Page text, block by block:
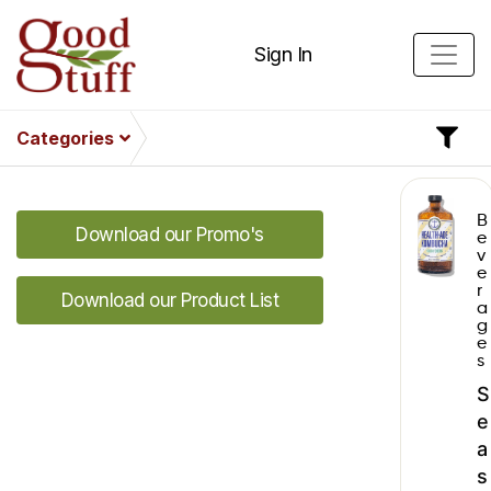
Sign In
Categories
Download our Promo's
Download our Product List
B
e
v
e
r
a
g
e
s
S
e
a
s